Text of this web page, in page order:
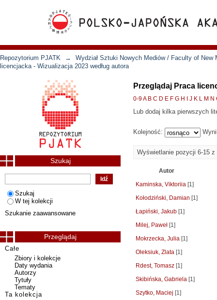
Repozytorium PJATK →
Wydział Sztuki Nowych Mediów / Faculty of New
licencjacka - Wizualizacja 2023 według autora
Przeglądaj Praca
0-9A B C D E F G H J K L M N
Lub dodaj kilka pierwszych
Kolejność:
Wyświetlanie pozycji 6-15 z
Autor
Kaminska, Viktoriia [1]
Kołodziński, Damian [1]
Łapiński, Jakub [1]
Milej, Paweł [1]
Mokrzecka, Julia [1]
Oleksiuk, Zlata [1]
Rdest, Tomasz [1]
Skibińska, Gabriela [1]
Szytko, Maciej [1]
Szukaj
Szukaj
W tej kolekcji
Szukanie zaawansowane
Przeglądaj
Całe
Zbiory i kolekcje
Daty wydania
Autorzy
Tytuły
Tematy
Ta kolekcja